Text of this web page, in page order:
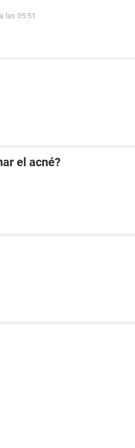
las 05:51
el acné?